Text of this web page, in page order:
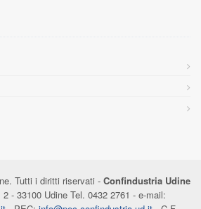
Tutti i diritti riservati - Confindustria Udine
- 33100 Udine Tel. 0432 2761 - e-mail: